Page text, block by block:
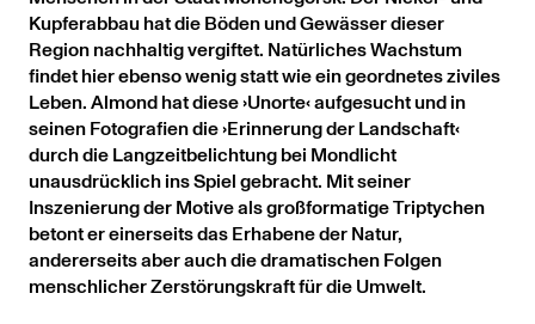
Kupferabbau hat die Böden und Gewässer dieser
Region nachhaltig vergiftet. Natürliches Wachstum
findet hier ebenso wenig statt wie ein geordnetes ziviles
Leben. Almond hat diese ›Unorte‹ aufgesucht und in
seinen Fotografien die ›Erinnerung der Landschaft‹
durch die Langzeitbelichtung bei Mondlicht
unausdrücklich ins Spiel gebracht. Mit seiner
Inszenierung der Motive als großformatige Triptychen
betont er einerseits das Erhabene der Natur,
andererseits aber auch die dramatischen Folgen
menschlicher Zerstörungskraft für die Umwelt.